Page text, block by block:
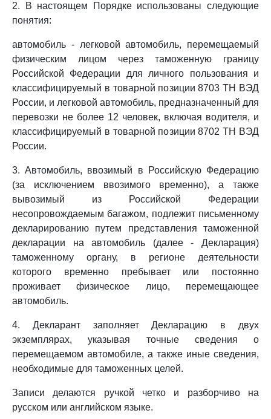
2. В настоящем Порядке использованы следующие
понятия:
автомобиль - легковой автомобиль, перемещаемый
физическим лицом через таможенную границу
Российской Федерации для личного пользования и
классифицируемый в товарной позиции 8703 ТН ВЭД
России, и легковой автомобиль, предназначенный для
перевозки не более 12 человек, включая водителя, и
классифицируемый в товарной позиции 8702 ТН ВЭД
России.
3. Автомобиль, ввозимый в Российскую Федерацию
(за исключением ввозимого временно), а также
вывозимый из Российской Федерации
несопровождаемым багажом, подлежит письменному
декларированию путем представления таможенной
декларации на автомобиль (далее - Декларация)
таможенному органу, в регионе деятельности
которого временно пребывает или постоянно
проживает физическое лицо, перемещающее
автомобиль.
4. Декларант заполняет Декларацию в двух
экземплярах, указывая точные сведения о
перемещаемом автомобиле, а также иные сведения,
необходимые для таможенных целей.
Записи делаются ручкой четко и разборчиво на
русском или английском языке.